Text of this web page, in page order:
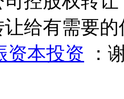
给有需要
资本投资 ：